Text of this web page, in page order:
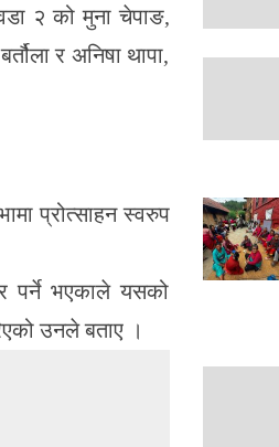
२ को मुना चेपाङ,
र अनिषा थापा,
प्रोत्साहन स्वरुप
पर्ने भएकाले यसको
उनले बताए ।